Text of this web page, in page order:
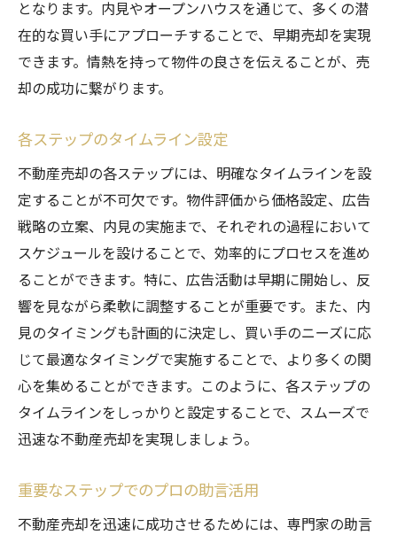
となります。内見やオープンハウスを通じて、多くの潜
在的な買い手にアプローチすることで、早期売却を実現
できます。情熱を持って物件の良さを伝えることが、売
却の成功に繋がります。
各ステップのタイムライン設定
不動産売却の各ステップには、明確なタイムラインを設
定することが不可欠です。物件評価から価格設定、広告
戦略の立案、内見の実施まで、それぞれの過程において
スケジュールを設けることで、効率的にプロセスを進め
ることができます。特に、広告活動は早期に開始し、反
響を見ながら柔軟に調整することが重要です。また、内
見のタイミングも計画的に決定し、買い手のニーズに応
じて最適なタイミングで実施することで、より多くの関
心を集めることができます。このように、各ステップの
タイムラインをしっかりと設定することで、スムーズで
迅速な不動産売却を実現しましょう。
重要なステップでのプロの助言活用
不動産売却を迅速に成功させるためには、専門家の助言